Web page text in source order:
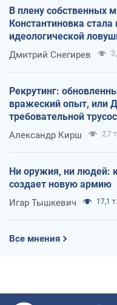
В плену собственных
Константиновка стала
идеологической
оккупантов
Дмитрий Снегирев
Рекрутинг:
вражеский опыт, или
требовательной
Александр Кирш 2,7 т.
Ни оружия, ни людей:
создает новую армию
Игар Тышкевич 17,1 т.
Все мнения